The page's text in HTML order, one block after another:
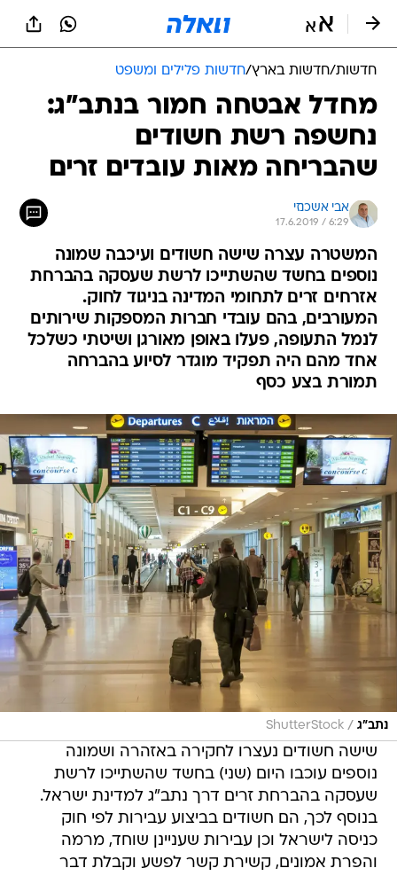
חדשות/חדשות בארץ/חדשות פלילים ומשפט
מחדל אבטחה חמור בנתב"ג:
נחשפה רשת חשודים
שהבריחה מאות עובדים זרים
אבי אשכנזי
17.6.2019 / 6:29
המשטרה עצרה שישה חשודים ועיכבה שמונה
נוספים בחשד שהשתייכו לרשת שעסקה בהברחת
אזרחים זרים לתחומי המדינה בניגוד לחוק.
המעורבים, בהם עובדי חברות המספקות שירותים
לנמל התעופה, פעלו באופן מאורגן ושיטתי כשלכל
אחד מהם היה תפקיד מוגדר לסיוע בהברחה
תמורת בצע כסף
נתב"ג /
ShutterStock
שישה חשודים נעצרו לחקירה באזהרה ושמונה
נוספים עוכבו היום (שני) בחשד שהשתייכו לרשת
שעסקה בהברחת זרים דרך נתב"ג למדינת ישראל.
בנוסף לכך, הם חשודים בביצוע עבירות לפי חוק
כניסה לישראל וכן עבירות שעניינן שוחד, מרמה
והפרת אמונים, קשירת קשר לפשע וקבלת דבר